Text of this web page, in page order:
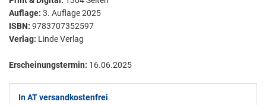
Auflage: 3. Auflage 2025
ISBN: 9783707352597
Verlag: Linde Verlag
Erscheinungstermin: 16.06.2025
In AT versandkostenfrei